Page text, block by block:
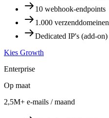
10 webhook-endpoints
1.000 verzenddomeinen
Dedicated IP's (add-on)
Kies Growth
Enterprise
Op maat
2,5M+ e-mails / maand